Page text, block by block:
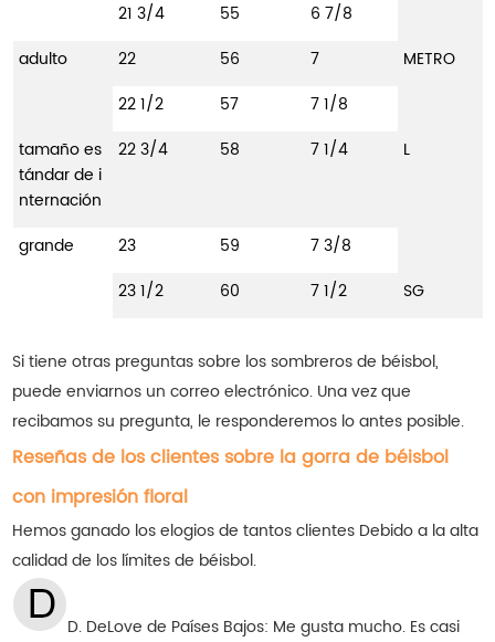
21 3/4
55
6 7/8
adulto
22 56 7
METRO
22 1/2
57
7 1/8
tamaño es
tándar de i
nternación
22 3/4 58 7 1/4 L
grande 23 59
7 3/8
23 1/2
60 7 1/2 SG
Si tiene otras preguntas sobre los sombreros de béisbol,
puede enviarnos un correo electrónico. Una vez que
recibamos su pregunta, le responderemos lo antes posible.
Reseñas de los clientes sobre la gorra de béisbol
con impresión floral
Hemos ganado los elogios de tantos clientes Debido a la alta
calidad de los límites de béisbol.
D. DeLove de Países Bajos: Me gusta mucho. Es casi